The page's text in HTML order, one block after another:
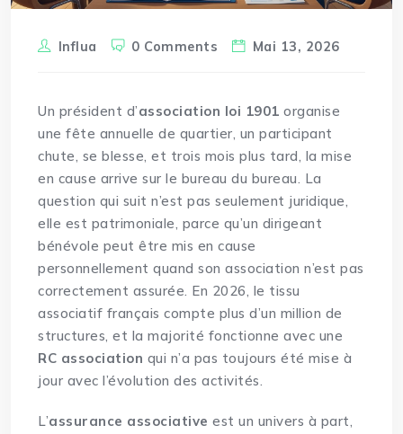
Influa 0 Comments Mai 13, 2026
Un président d’association loi 1901 organise
une fête annuelle de quartier, un participant
chute, se blesse, et trois mois plus tard, la mise
en cause arrive sur le bureau du bureau. La
question qui suit n’est pas seulement juridique,
elle est patrimoniale, parce qu’un dirigeant
bénévole peut être mis en cause
personnellement quand son association n’est pas
correctement assurée. En 2026, le tissu
associatif français compte plus d’un million de
structures, et la majorité fonctionne avec une
RC association qui n’a pas toujours été mise à
jour avec l’évolution des activités.
L’assurance associative est un univers à part,